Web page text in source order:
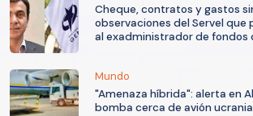
Cheque, contratos y gastos
observaciones del Servel que
al exadministrador de fondos
Mundo
"Amenaza híbrida": alerta en
bomba cerca de avión